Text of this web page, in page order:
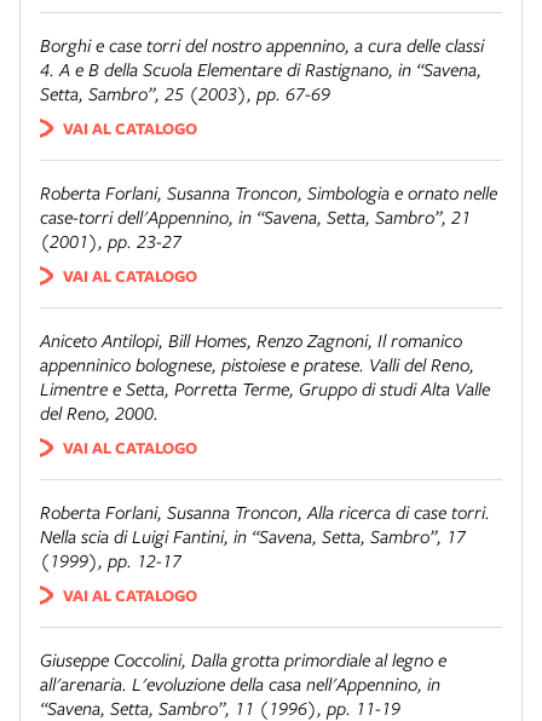
Borghi e case torri del nostro appennino, a cura delle classi
4. A e B della Scuola Elementare di Rastignano, in “Savena,
Setta, Sambro”, 25 (2003), pp. 67-69
VAI AL CATALOGO
Roberta Forlani, Susanna Troncon, Simbologia e ornato nelle
case-torri dell'Appennino, in “Savena, Setta, Sambro”, 21
(2001), pp. 23-27
VAI AL CATALOGO
Aniceto Antilopi, Bill Homes, Renzo Zagnoni, Il romanico
appenninico bolognese, pistoiese e pratese. Valli del Reno,
Limentre e Setta, Porretta Terme, Gruppo di studi Alta Valle
del Reno, 2000.
VAI AL CATALOGO
Roberta Forlani, Susanna Troncon,Alla ricerca di case torri.
Nella scia di Luigi Fantini, in “Savena, Setta, Sambro”, 17
(1999), pp. 12-17
VAI AL CATALOGO
Giuseppe Coccolini, Dalla grotta primordiale al legno e
all'arenaria. L'evoluzione della casa nell'Appennino, in
“Savena, Setta, Sambro”, 11 (1996), pp. 11-19